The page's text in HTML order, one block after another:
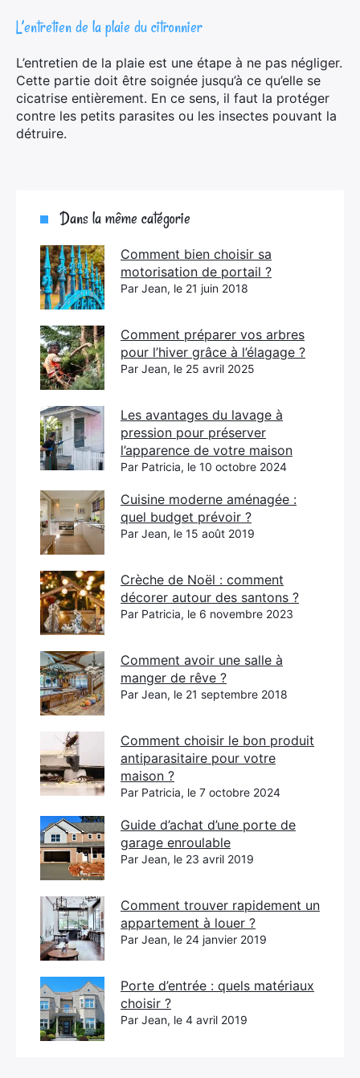
L’entretien de la plaie du citronnier
L’entretien de la plaie est une étape à ne pas négliger.
Cette partie doit être soignée jusqu’à ce qu’elle se
cicatrise entièrement. En ce sens, il faut la protéger
contre les petits parasites ou les insectes pouvant la
détruire.
Dans la même catégorie
Comment bien choisir sa
motorisation de portail ?
Par Jean, le 21 juin 2018
Comment préparer vos arbres
pour l’hiver grâce à l’élagage ?
Par Jean, le 25 avril 2025
Les avantages du lavage à
pression pour préserver
l’apparence de votre maison
Par Patricia, le 10 octobre 2024
Cuisine moderne aménagée :
quel budget prévoir ?
Par Jean, le 15 août 2019
Crèche de Noël : comment
décorer autour des santons ?
Par Patricia, le 6 novembre 2023
Comment avoir une salle à
manger de rêve ?
Par Jean, le 21 septembre 2018
Comment choisir le bon produit
antiparasitaire pour votre
maison ?
Par Patricia, le 7 octobre 2024
Guide d’achat d’une porte de
garage enroulable
Par Jean, le 23 avril 2019
Comment trouver rapidement un
appartement à louer ?
Par Jean, le 24 janvier 2019
Porte d’entrée : quels matériaux
choisir ?
Par Jean, le 4 avril 2019